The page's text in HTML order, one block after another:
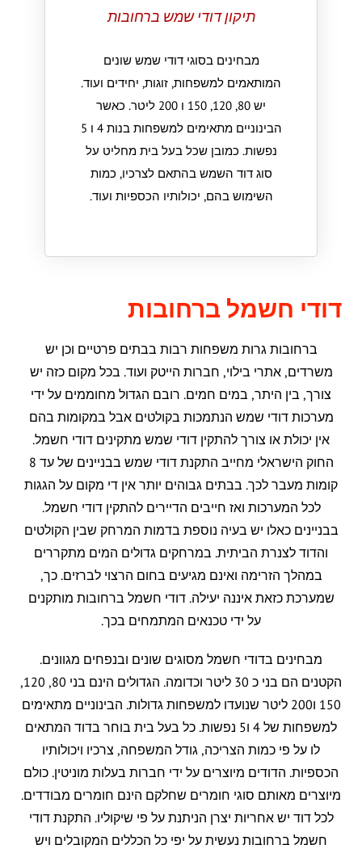
תיקון דודי שמש ברחובות
מבחינים בסוגי דודי שמש שונים
המותאמים למשפחות, זוגות, יחידים ועוד.
יש 80, 120, 150 ו 200 ליטר. כאשר
הבינוניים מתאימים למשפחות בנות 4 ו 5
נפשות. כמובן שכל בעל בית מחליט על
סוג דוד השמש בהתאם לצרכיו, כמות
השימוש בהם, יכולותיו הכספיות ועוד.
דודי חשמל ברחובות
ברחובות גרות משפחות רבות בבתים פרטיים וכן יש
משרדים, אתרי בילוי, חברות הייטק ועוד. בכל מקום כזה יש
צורך, בין היתר, במים חמים. רובם הגדול מחוממים על ידי
מערכות דודי שמש הנתמכות בקולטים אבל במקומות בהם
אין יכולת או צורך להתקין דודי שמש מתקינים דודי חשמל.
החוק הישראלי מחייב התקנת דודי שמש בבניינים של עד 8
קומות מעבר לכך. בבתים גבוהים יותר אין די מקום על הגגות
לכל המערכות ואז חייבים הדיירים להתקין דודי חשמל.
בבניינים כאלו יש בעיה נוספת בדמות המרחק שבין הקולטים
והדוד לצנרת הביתית. במרחקים גדולים המים מתקררים
במהלך הזרימה ואינם מגיעים בחום הרצוי לברזים. כך,
שמערכת כזאת איננה יעילה. דודי חשמל ברחובות מותקנים
על ידי טכנאים המתמחים בכך.
מבחינים בדודי חשמל מסוגים שונים ובנפחים מגוונים.
הקטנים הם בני כ 30 ליטר וכדומה. הגדולים הינם בני 80, 120,
150 ו200 ליטר שנועדו למשפחות גדולות. הבינוניים מתאימים
למשפחות של 4 ו5 נפשות. כל בעל בית בוחר בדוד המתאים
לו על פי כמות הצריכה, גודל המשפחה, צרכיו ויכולותיו
הכספיות. הדודים מיוצרים על ידי חברות בעלות מוניטין. כולם
מיוצרים מאותם סוגי חומרים שחלקם הינם חומרים מבודדים.
לכל דוד יש אחריות יצרן הניתנת על פי שיקוליו. התקנת דודי
חשמל ברחובות נעשית על יפי כל הכללים המקובלים ויש